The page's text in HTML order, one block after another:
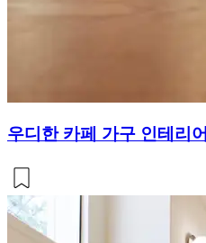
우디한 카페 가구 인테리어